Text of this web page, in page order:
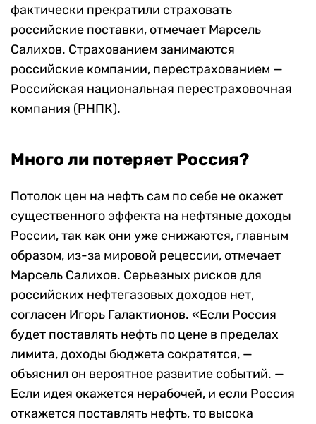
фактически прекратили страховать
российские поставки, отмечает Марсель
Салихов. Страхованием занимаются
российские компании, перестрахованием —
Российская национальная перестраховочная
компания (РНПК).
Много ли потеряет Россия?
Потолок цен на нефть сам по себе не окажет
существенного эффекта на нефтяные доходы
России, так как они уже снижаются, главным
образом, из-за мировой рецессии, отмечает
Марсель Салихов. Серьезных рисков для
российских нефтегазовых доходов нет,
согласен Игорь Галактионов. «Если Россия
будет поставлять нефть по цене в пределах
лимита, доходы бюджета сократятся, —
объяснил он вероятное развитие событий. —
Если идея окажется нерабочей, и если Россия
откажется поставлять нефть, то высока